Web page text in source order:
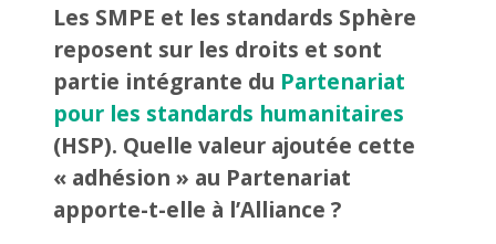
Les SMPE et les standards Sphère
reposent sur les droits et sont
partie intégrante du Partenariat
pour les standards humanitaires
(HSP). Quelle valeur ajoutée cette
« adhésion » au Partenariat
apporte-t-elle à l’Alliance ?